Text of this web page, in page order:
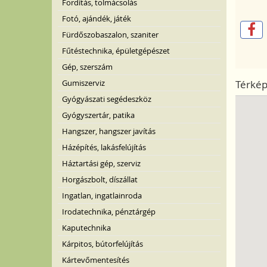
Fordítás, tolmácsolás
Fotó, ajándék, játék
Fürdőszobaszalon, szaniter
Fűtéstechnika, épületgépészet
Gép, szerszám
Gumiszerviz
Gyógyászati segédeszköz
Gyógyszertár, patika
Hangszer, hangszer javítás
Házépítés, lakásfelújítás
Háztartási gép, szerviz
Horgászbolt, díszállat
Ingatlan, ingatlainroda
Irodatechnika, pénztárgép
Kaputechnika
Kárpitos, bútorfelújítás
Kártevőmentesítés
Térkép